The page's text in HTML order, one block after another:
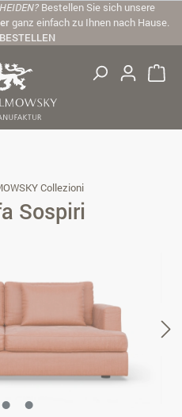
Bestellen Sie sich unsere
ganz einfach zu Ihnen nach Hause.
Collezioni
Sospiri